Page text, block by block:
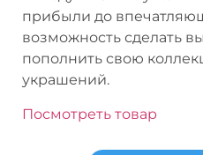
прибыли до
возможность сделать
пополнить свою
украшений.
Посмотреть товар